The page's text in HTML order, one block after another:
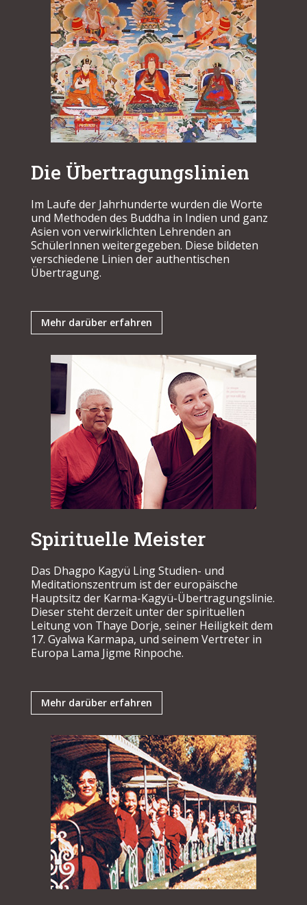
Die Übertragungslinien
Im Laufe der Jahrhunderte wurden die Worte
und Methoden des Buddha in Indien und ganz
Asien von verwirklichten Lehrenden an
SchülerInnen weitergegeben. Diese bildeten
verschiedene Linien der authentischen
Übertragung.
Mehr darüber erfahren
Spirituelle Meister
Das Dhagpo Kagyü Ling Studien- und
Meditationszentrum ist der europäische
Hauptsitz der Karma-Kagyü-Übertragungslinie.
Dieser steht derzeit unter der spirituellen
Leitung von Thaye Dorje, seiner Heiligkeit dem
17. Gyalwa Karmapa, und seinem Vertreter in
Europa Lama Jigme Rinpoche.
Mehr darüber erfahren